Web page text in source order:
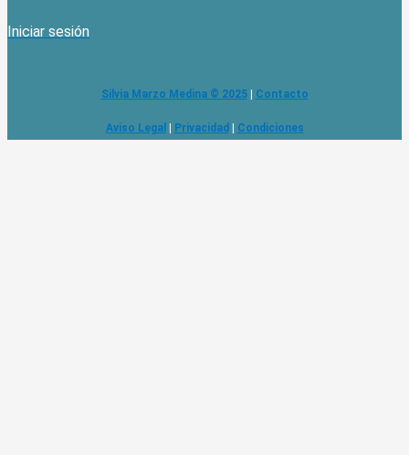
Iniciar sesión
Silvia Marzo Medina © 2025| Contacto
Aviso Legal Privacidad Condiciones